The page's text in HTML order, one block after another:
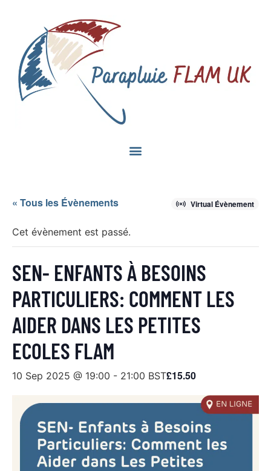
« Tous les Évènements Virtual Évènement
Cet évènement est passé.
SEN- ENFANTS À BESOINS
PARTICULIERS: COMMENT LES
AIDER DANS LES PETITES
ECOLES FLAM
10 Sep 2025 @ 19:00 - 21:00 BST£15.50